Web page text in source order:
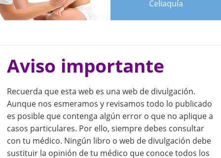
Celiaquía
Aviso importante
Recuerda que esta web es una web de divulgación.
Aunque nos esmeramos y revisamos todo lo publicado
es posible que contenga algún error o que no aplique a
casos particulares. Por ello, siempre debes consultar
con tu médico. Ningún libro o web de divulgación debe
sustituir la opinión de tu médico que conoce todos los